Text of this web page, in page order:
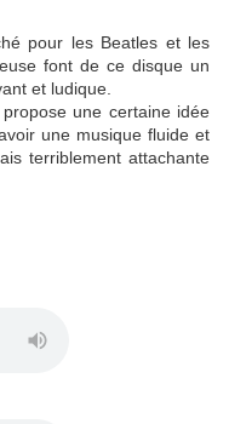
pour les Beatles et les
font de ce disque un
et ludique.
une certaine idée
une musique fluide et
terriblement attachante